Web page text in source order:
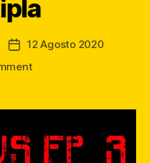
Data12 Agosto 2020